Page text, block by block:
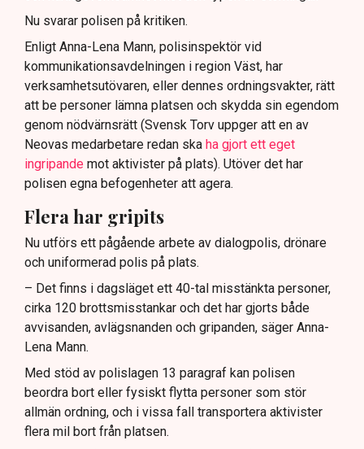
Nu svarar polisen på kritiken.
Enligt Anna-Lena Mann, polisinspektör vid
kommunikationsavdelningen i region Väst, har
verksamhetsutövaren, eller dennes ordningsvakter, rätt
att be personer lämna platsen och skydda sin egendom
genom nödvärnsrätt (Svensk Torv uppger att en av
Neovas medarbetare redan ska ha gjort ett eget
ingripande mot aktivister på plats). Utöver det har
polisen egna befogenheter att agera.
Flera har gripits
Nu utförs ett pågående arbete av dialogpolis, drönare
och uniformerad polis på plats.
– Det finns i dagsläget ett 40-tal misstänkta personer,
cirka 120 brottsmisstankar och det har gjorts både
avvisanden, avlägsnanden och gripanden, säger Anna-
Lena Mann.
Med stöd av polislagen 13 paragraf kan polisen
beordra bort eller fysiskt flytta personer som stör
allmän ordning, och i vissa fall transportera aktivister
flera mil bort från platsen.